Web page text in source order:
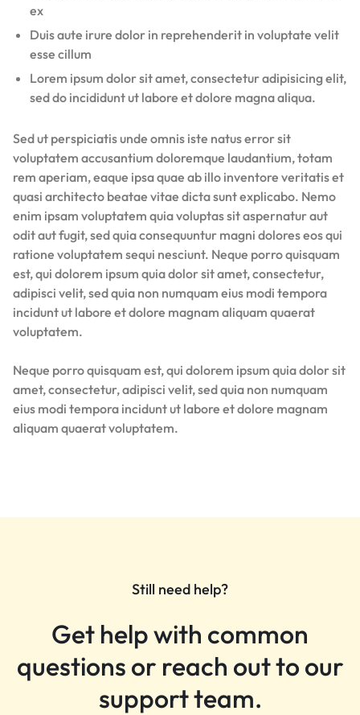
ex
Duis aute irure dolor in reprehenderit in voluptate velit
esse cillum
Lorem ipsum dolor sit amet, consectetur adipisicing elit,
sed do incididunt ut labore et dolore magna aliqua.
Sed ut perspiciatis unde omnis iste natus error sit
voluptatem accusantium doloremque laudantium, totam
rem aperiam, eaque ipsa quae ab illo inventore veritatis et
quasi architecto beatae vitae dicta sunt explicabo. Nemo
enim ipsam voluptatem quia voluptas sit aspernatur aut
odit aut fugit, sed quia consequuntur magni dolores eos qui
ratione voluptatem sequi nesciunt. Neque porro quisquam
est, qui dolorem ipsum quia dolor sit amet, consectetur,
adipisci velit, sed quia non numquam eius modi tempora
incidunt ut labore et dolore magnam aliquam quaerat
voluptatem.
Neque porro quisquam est, qui dolorem ipsum quia dolor sit
amet, consectetur, adipisci velit, sed quia non numquam
eius modi tempora incidunt ut labore et dolore magnam
aliquam quaerat voluptatem.
Still need help?
Get help with common
questions or reach out to our
support team.